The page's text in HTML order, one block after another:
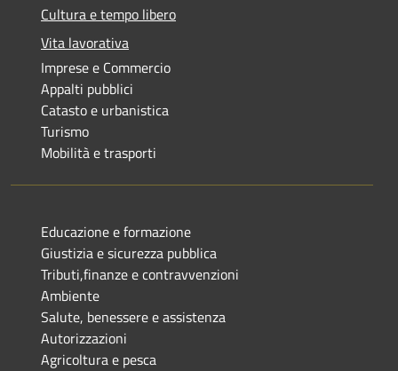
Cultura e tempo libero
Vita lavorativa
Imprese e Commercio
Appalti pubblici
Catasto e urbanistica
Turismo
Mobilità e trasporti
Educazione e formazione
Giustizia e sicurezza pubblica
Tributi,finanze e contravvenzioni
Ambiente
Salute, benessere e assistenza
Autorizzazioni
Agricoltura e pesca